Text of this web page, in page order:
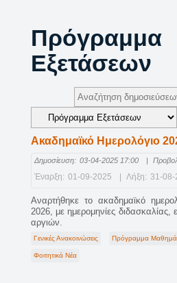
Πρόγραμμα
Εξετάσεων
Ακαδημαϊκό Ημερολόγιο
Δημοσίευση: 03-04-2025 17:00 |
Έναρξη: 01-09-2025 Λήξη: 31-08-
Αναρτήθηκε το ακαδημαϊκό
2026, με ημερομηνίες
αργιών.
Γενικές Ανακοινώσεις Πρόγραμμα
Φοιτητικά Νέα